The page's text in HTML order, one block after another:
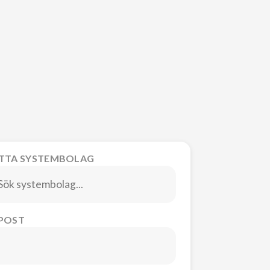
SYSTEMBOLAG